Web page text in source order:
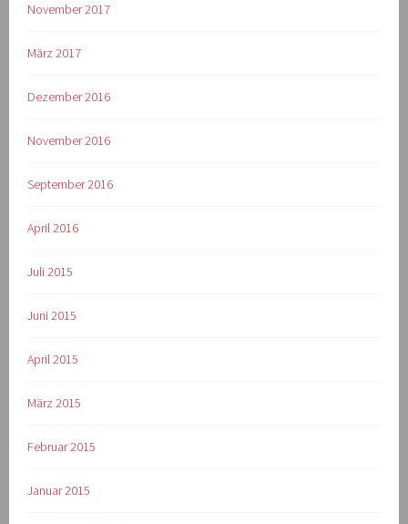
November 2017
März 2017
Dezember 2016
November 2016
September 2016
April 2016
Juli 2015
Juni 2015
April 2015
März 2015
Februar 2015
Januar 2015